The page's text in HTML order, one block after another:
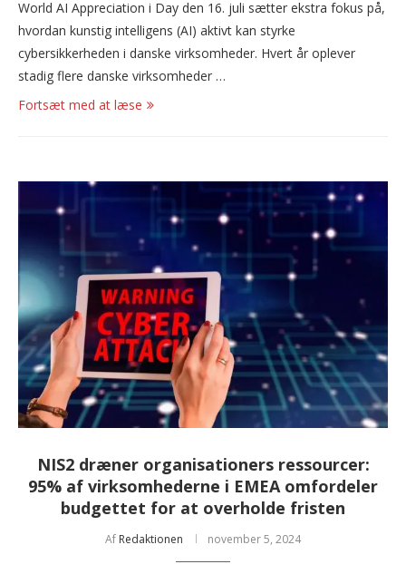
World AI Appreciation i Day den 16. juli sætter ekstra fokus på,
hvordan kunstig intelligens (AI) aktivt kan styrke
cybersikkerheden i danske virksomheder. Hvert år oplever
stadig flere danske virksomheder …
Fortsæt med at læse
NIS2 dræner organisationers ressourcer:
95% af virksomhederne i EMEA omfordeler
budgettet for at overholde fristen
Af Redaktionen november 5, 2024